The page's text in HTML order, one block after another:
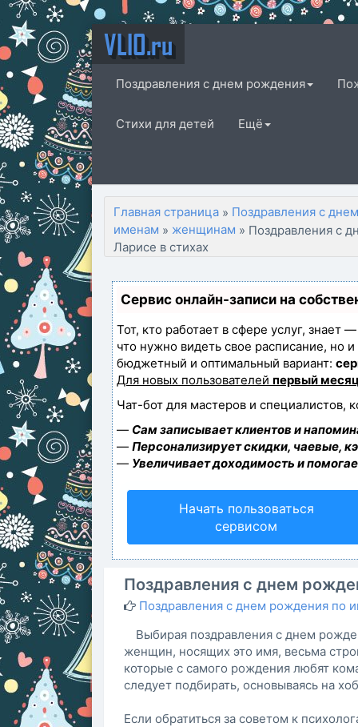
VLIO.ru
Поздравления с днем рождения
Стихи для детей Ещё
Главная страница » Поздравления с
именам » женщинам » Поздравления с
Ларисе в стихах
Сервис онлайн-записи на
Тот, кто работает в сфере услуг, знает
что нужно видеть свое расписание, но
бюджетный и оптимальный вариант:
Для новых пользователей первый
Чат-бот для мастеров и специалистов,
— Сам записывает клиентов и
— Персонализирует скидки, чаевые,
— Увеличивает доходимость и
Начать пользоваться
сервисом
Поздравления с днем
Поздравления с днем рождения по
Выбирая поздравления с днем
женщин, носящих это имя, весьма
которые с самого рождения любят
следует подбирать, основываясь на
Если обратиться за советом к